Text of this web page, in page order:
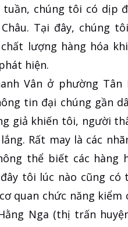
tuần, chúng tôi có dịp
Tại đây, chúng
lượng hàng hóa
hiện.
Vân ở phường
tin đại chúng gần
giả khiến tôi, người
Rất may là các
thể biết các hàng
tôi lúc nào cũng
quan chức năng
Nga (thị trấn